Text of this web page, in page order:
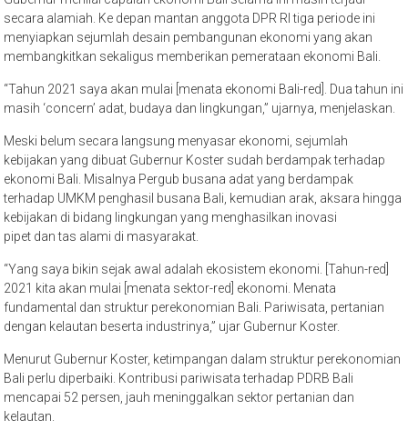
secara alamiah. Ke depan mantan anggota DPR RI tiga periode ini
menyiapkan sejumlah desain pembangunan ekonomi yang akan
membangkitkan sekaligus memberikan pemerataan ekonomi Bali.
“Tahun 2021 saya akan mulai [menata ekonomi Bali-red]. Dua tahun ini
masih ‘concern’ adat, budaya dan lingkungan,” ujarnya, menjelaskan.
Meski belum secara langsung menyasar ekonomi, sejumlah
kebijakan yang dibuat Gubernur Koster sudah berdampak terhadap
ekonomi Bali. Misalnya Pergub busana adat yang berdampak
terhadap UMKM penghasil busana Bali, kemudian arak, aksara hingga
kebijakan di bidang lingkungan yang menghasilkan inovasi
pipet dan tas alami di masyarakat.
“Yang saya bikin sejak awal adalah ekosistem ekonomi. [Tahun-red]
2021 kita akan mulai [menata sektor-red] ekonomi. Menata
fundamental dan struktur perekonomian Bali. Pariwisata, pertanian
dengan kelautan beserta industrinya,” ujar Gubernur Koster.
Menurut Gubernur Koster, ketimpangan dalam struktur perekonomian
Bali perlu diperbaiki. Kontribusi pariwisata terhadap PDRB Bali
mencapai 52 persen, jauh meninggalkan sektor pertanian dan
kelautan.